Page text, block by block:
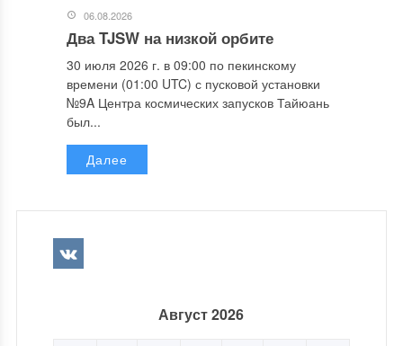
06.08.2026
Два TJSW на низкой орбите
30 июля 2026 г. в 09:00 по пекинскому
времени (01:00 UTC) с пусковой установки
№9A Центра космических запусков Тайюань
был...
Далее
Август 2026